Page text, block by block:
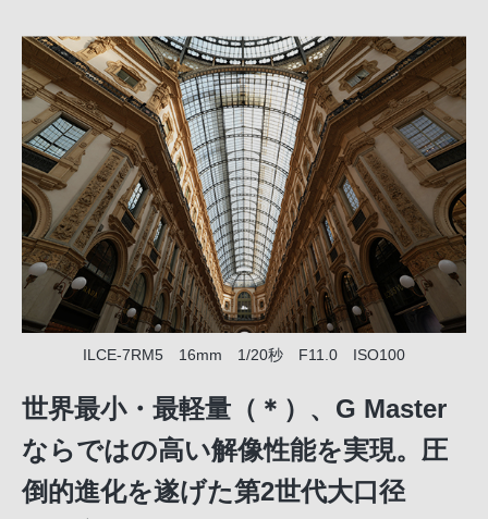
ILCE-7RM5 16mm 1/20秒 F11.0 ISO100
世界最小・最軽量（＊）、G Master
ならではの高い解像性能を実現。圧
倒的進化を遂げた第2世代大口径